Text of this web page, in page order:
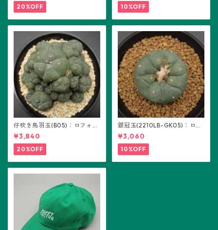
20%OFF
10%OFF
仔吹き烏羽玉(B05)：ロフォフ
ォラ属
¥3,840
20%OFF
銀冠玉(2210LB-GK05)：ロフ
ォフォラ属 ※実生
¥3,060
10%OFF